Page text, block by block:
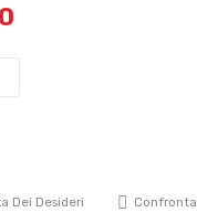
Dei Desideri Confronta